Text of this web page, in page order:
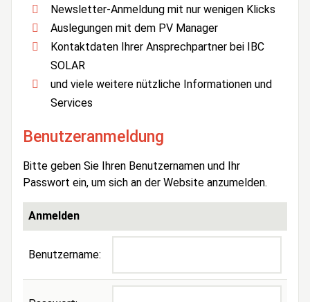
Newsletter-Anmeldung mit nur wenigen Klicks
Auslegungen mit dem PV Manager
Kontaktdaten Ihrer Ansprechpartner bei IBC
SOLAR
und viele weitere nützliche Informationen und
Services
Benutzeranmeldung
Bitte geben Sie Ihren Benutzernamen und Ihr
Passwort ein, um sich an der Website anzumelden.
Anmelden
Benutzername: